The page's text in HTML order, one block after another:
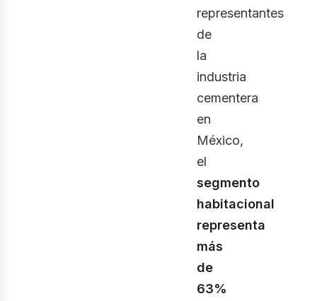
representantes
de
la
industria
cementera
en
México,
el
segmento
habitacional
representa
más
de
63%